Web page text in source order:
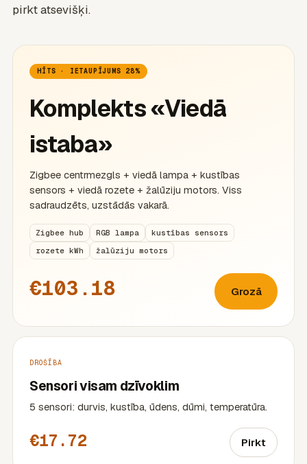
pirkt atsevišķi.
HĪTS · IETAUPĪJUMS 28%
Komplekts «Viedā
istaba»
Zigbee centrmezgls + viedā lampa + kustības
sensors + viedā rozete + žalūziju motors. Viss
sadraudzēts, uzstādās vakarā.
Zigbee hub RGB lampa
kustības sensors
rozete kWh
žalūziju motors
€103.18 Grozā
DROŠĪBA
Sensori visam dzīvoklim
5 sensori: durvis, kustība, ūdens, dūmi, temperatūra.
€17.72 Pirkt